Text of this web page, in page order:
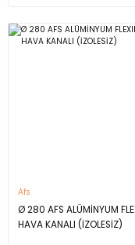
Afs
Ø 280 AFS ALÜMİNYUM
HAVA KANALI (İZOLESİZ)